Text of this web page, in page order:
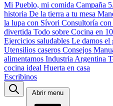
Mi Pueblo, mi comida Campaña
historia De la tierra a tu mesa
la lupa con Sívori Consultoría
divertida Todo sobre Cocina en
Ejercicios saludables Le damos el
Utensilios caseros Consejos
alimentamos Industria Argentina
cocina ideal Huerta en casa
Escribinos
Abrir menu